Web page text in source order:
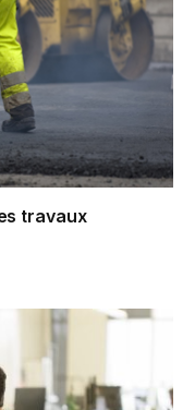
travaux